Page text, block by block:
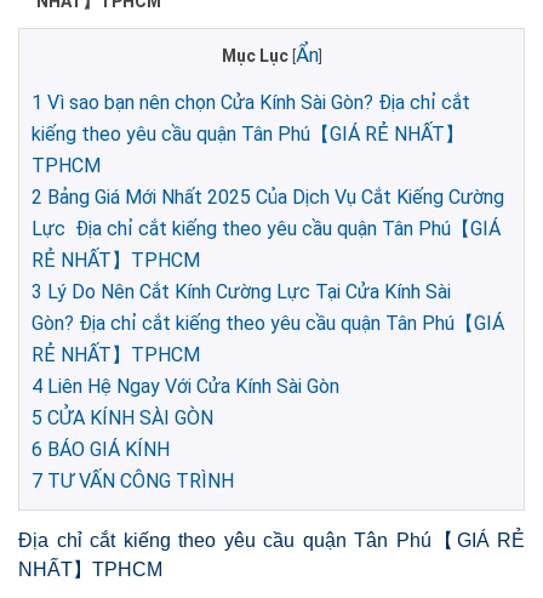
Mục Lục Ẩn]
1 Vì sao bạn nên chọn Cửa Kính Sài Gòn? Địa chỉ cắt
kiếng theo yêu cầu quận Tân Phú【GIÁ RẺ NHẤT】
TPHCM
2 Bảng Giá Mới Nhất 2025 Của Dịch Vụ Cắt Kiếng Cường
Lực Địa chỉ cắt kiếng theo yêu cầu quận Tân Phú【GIÁ
RẺ NHẤT】TPHCM
3 Lý Do Nên Cắt Kính Cường Lực Tại Cửa Kính Sài
Gòn? Địa chỉ cắt kiếng theo yêu cầu quận Tân Phú【GIÁ
RẺ NHẤT】TPHCM
4 Liên Hệ Ngay Với Cửa Kính Sài Gòn
5 CỬA KÍNH SÀI GÒN
6 BÁO GIÁ KÍNH
7 TƯ VẤN CÔNG TRÌNH
Địa chỉ cắt kiếng theo yêu cầu quận Tân Phú【GIÁ RẺ
NHẤT】TPHCM